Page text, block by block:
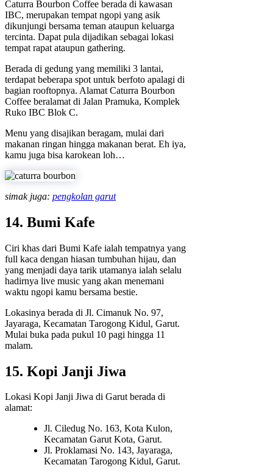
Caturra Bourbon Coffee berada di kawasan
IBC, merupakan tempat ngopi yang asik
dikunjungi bersama teman ataupun keluarga
tercinta. Dapat pula dijadikan sebagai lokasi
tempat rapat ataupun gathering.
Berada di gedung yang memiliki 3 lantai,
terdapat beberapa spot untuk berfoto apalagi di
bagian rooftopnya. Alamat Caturra Bourbon
Coffee beralamat di Jalan Pramuka, Komplek
Ruko IBC Blok C.
Menu yang disajikan beragam, mulai dari
makanan ringan hingga makanan berat. Eh iya,
kamu juga bisa karokean loh…
simak juga: pengkolan garut
14. Bumi Kafe
Ciri khas dari Bumi Kafe ialah tempatnya yang
full kaca dengan hiasan tumbuhan hijau, dan
yang menjadi daya tarik utamanya ialah selalu
hadirnya live music yang akan menemani
waktu ngopi kamu bersama bestie.
Lokasinya berada di Jl. Cimanuk No. 97,
Jayaraga, Kecamatan Tarogong Kidul, Garut.
Mulai buka pada pukul 10 pagi hingga 11
malam.
15. Kopi Janji Jiwa
Lokasi Kopi Janji Jiwa di Garut berada di
alamat:
Jl. Ciledug No. 163, Kota Kulon,
Kecamatan Garut Kota, Garut.
Jl. Proklamasi No. 143, Jayaraga,
Kecamatan Tarogong Kidul, Garut.